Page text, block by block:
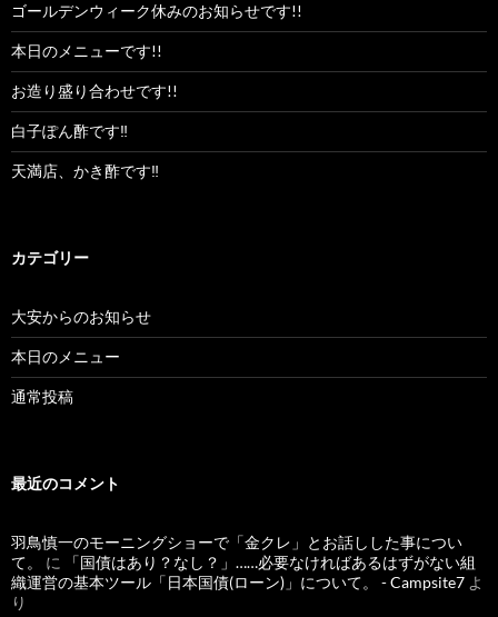
ゴールデンウィーク休みのお知らせです!!
本日のメニューです!!
お造り盛り合わせです!!
白子ぽん酢です‼︎
天満店、かき酢です‼︎
カテゴリー
大安からのお知らせ
本日のメニュー
通常投稿
最近のコメント
羽鳥慎一のモーニングショーで「金クレ」とお話しした事につい
て。
に
「国債はあり？なし？」……必要なければあるはずがない組
織運営の基本ツール「日本国債(ローン)」について。 - Campsite7 よ
り